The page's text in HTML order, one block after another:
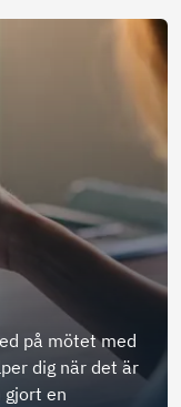
på mötet med
dig när det är
gjort en